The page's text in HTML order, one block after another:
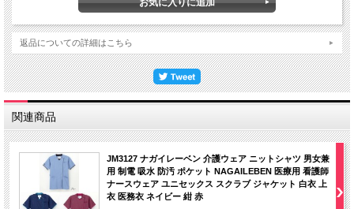
返品についての詳細はこちら
関連商品
JM3127 ナガイレーベン 介護ウェア ニットシャツ 男女兼
用 制電 吸水 防汚 ポケット NAGAILEBEN 医療用 看護師
ナースウェア ユニセックス スクラブ ジャケット 白衣 上
衣 医務衣 ネイビー 紺 赤